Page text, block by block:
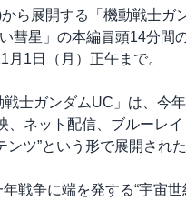
ら展開する「機動戦士ガ
彗星」の本編冒頭14分間
1日（月）正午まで。
士ガンダムUC」は、今
、ネット配信、ブルーレ
ツ”という形で展開された
戦争に端を発する“宇宙世